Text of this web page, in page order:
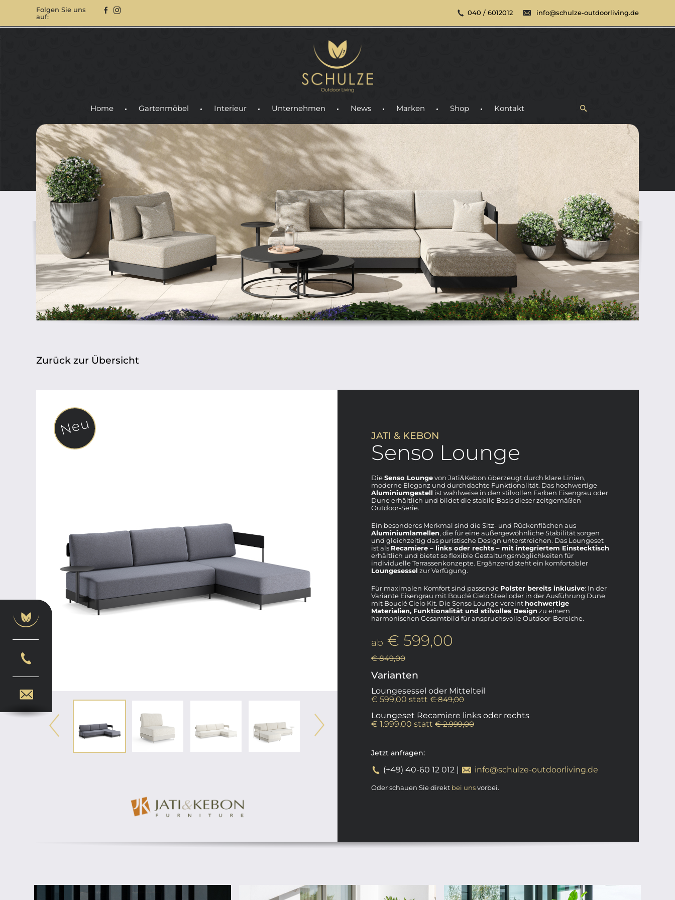
Folgen Sie uns
auf:
040 / 6012012 info@schulze-outdoorliving.de
Home Gartenmöbel Interieur Unternehmen News Marken Shop Kontakt
Zurück zur Übersicht
Neu
Neu
Neu
Neu
Neu JATI & KEBON
Senso Lounge
DieSenso Loungevon Jati&Kebon überzeugt durch klare Linien,
moderne Eleganz und durchdachte Funktionalität. Das hochwertige
Aluminiumgestell ist wahlweise in den stilvollen Farben Eisengrau oder
Dune erhältlich und bildet die stabile Basis dieser zeitgemäßen
Outdoor-Serie.
Ein besonderes Merkmal sind die Sitz- und Rückenflächen aus
Aluminiumlamellen, die für eine außergewöhnliche Stabilität sorgen
und gleichzeitig das puristische Design unterstreichen. Das Loungeset
ist als Recamiere – links oder rechts – mit integriertem Einstecktisch
erhältlich und bietet so flexible Gestaltungsmöglichkeiten für
individuelle Terrassenkonzepte. Ergänzend steht ein komfortabler
Loungesessel zur Verfügung.
Für maximalen Komfort sind passende Polster bereits inklusive: In der
Variante Eisengrau mit Bouclé Cielo Steel oder in der Ausführung Dune
mit Bouclé Cielo Kit. Die Senso Lounge vereint hochwertige
Materialien, Funktionalität und stilvolles Design zu einem
harmonischen Gesamtbild für anspruchsvolle Outdoor-Bereiche.
ab € 599,00
€ 849,00
Varianten
Loungesessel oder Mittelteil
€ 599,00 statt € 849,00
Loungeset Recamiere links oder rechts
€ 1.999,00 statt € 2.999,00
Jetzt anfragen:
(+49) 40-60 12 012 | info@schulze-outdoorliving.de
Oder schauen Sie direkt bei unsvorbei.